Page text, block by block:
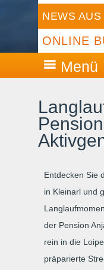
NEWS
ONLINE
Menü
Entdecken Sie
in Kleinarl und
der Pension
rein in die
präparierte